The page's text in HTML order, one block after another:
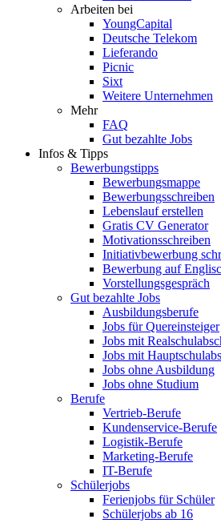
Arbeiten bei
YoungCapital
Deutsche Telekom
Lieferando
Picnic
Sixt
Weitere Unternehmen
Mehr
FAQ
Gut bezahlte Jobs
Infos & Tipps
Bewerbungstipps
Bewerbungsmappe
Bewerbungsschreiben
Lebenslauf erstellen
Gratis CV Generator
Motivationsschreiben
Initiativbewerbung
Bewerbung auf
Vorstellungsgespräch
Gut bezahlte Jobs
Ausbildungsberufe
Jobs für Quereinsteiger
Jobs mit
Jobs mit
Jobs ohne Ausbildung
Jobs ohne Studium
Berufe
Vertrieb-Berufe
Kundenservice-Berufe
Logistik-Berufe
Marketing-Berufe
IT-Berufe
Schülerjobs
Ferienjobs für Schüler
Schülerjobs ab 16